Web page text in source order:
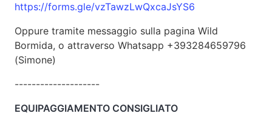
https://forms.gle/vzTawzLwQxcaJsYS6
Oppure tramite messaggio sulla pagina Wild
Bormida, o attraverso Whatsapp +393284659796
(Simone)
--------------------
EQUIPAGGIAMENTO CONSIGLIATO